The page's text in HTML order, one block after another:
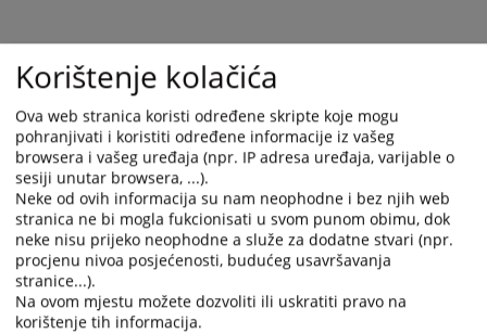
a
date.
Press
the
question
mark
key
to
get
the
keyboard
shortcuts
a
date.
the
question
mark
key
to
get
the
shortcuts
Korištenje kolačića
Ova web stranica koristi određene skripte koje mogu
pohranjivati i koristiti određene informacije iz vašeg
browsera i vašeg uređaja (npr. IP adresa uređaja, varijable o
sesiji unutar browsera, ...).
Neke od ovih informacija su nam neophodne i bez njih web
stranica ne bi mogla fukcionisati u svom punom obimu, dok
neke nisu prijeko neophodne a služe za dodatne stvari (npr.
procjenu nivoa posjećenosti, budućeg usavršavanja
stranice...).
Na ovom mjestu možete dozvoliti ili uskratiti pravo na
korištenje tih informacija.